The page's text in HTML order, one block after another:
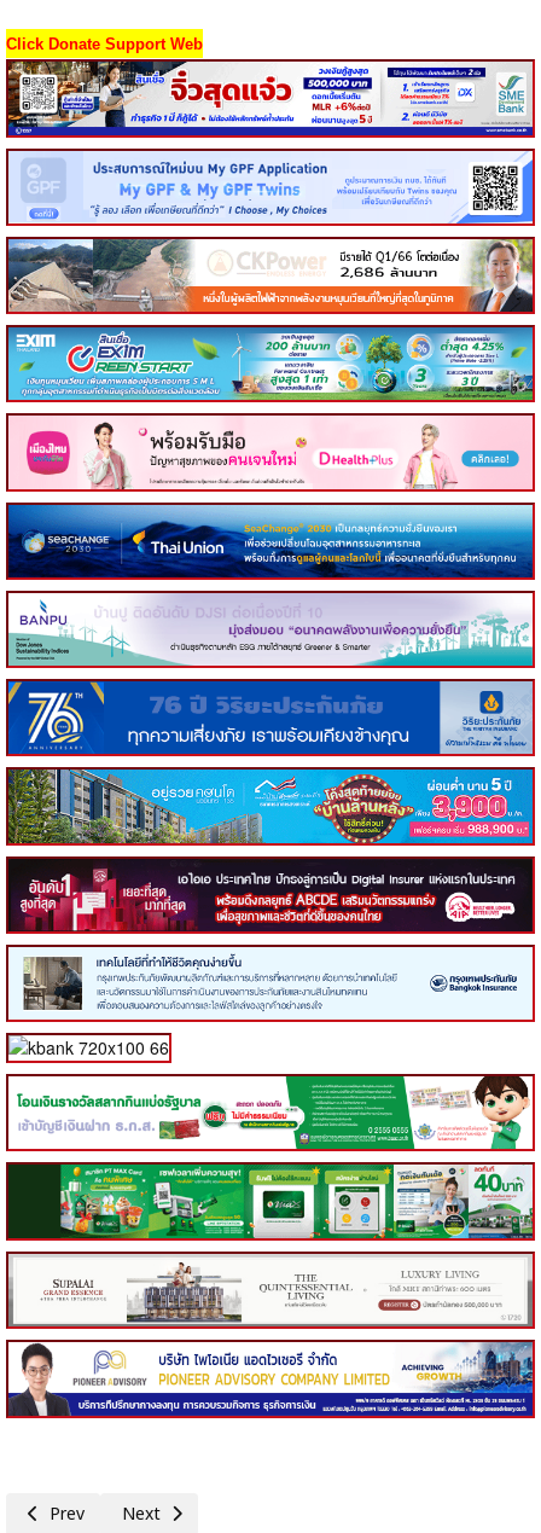
Click Donate Support Web
Previous article: คณะรัฐมนตรีมีมติเห็นชอบ การจัดตั้งสถาบันค้ำประกันเครดิ
Prev Next article: เศรษฐกิจการคลัง ความคืบหน้าการลงทะเบียนเข้า
Next